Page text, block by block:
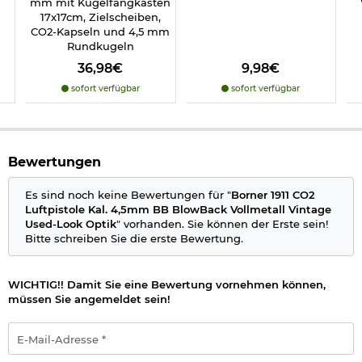
Nachbaucharakter. Details wie die funkionale
Handballensicherung, das feste A1 Visierset bestehend aus
Kimme und Korn steigern den Nutzwert. Der
Abzugsmechanismus ist auf intuitive Bedienung ausgelegt
und passt zum originaltypischen Handling.
Die Borner 1911 Blowback ist die passende CO2-Luftpistole für
Trainingspistole, zum Plinking oder als Ausstellungsstück in
macht díe Borner 1911 sehr einzigartig!
Lieferumfang:
Borner 1911 CO2 Luftpistole Kal. 4,5mm BB BlowBack
Vollmetall Vintage Used-Look Optik
Magazin 18 Schuss schwarz
Details zu Borner 1911 CO2 Luftpistole Kal. 4,5 mm Stahl-BB:
System: CO2 BlowBack, halbautomatisch
Betrieb mit 12g CO2-Kapseln
mm mit Kugelfangkasten
17x17cm, Zielscheiben,
CO2-Kapseln und 4,5 mm
Rundkugeln
36,98€
sofort verfügbar
9,98€
sofort verfügbar
Bewertungen
Es sind noch keine Bewertungen für "Borner 1911 CO2
Luftpistole Kal. 4,5mm BB BlowBack Vollmetall Vintage
Used-Look Optik" vorhanden. Sie können der Erste sein!
Bitte schreiben Sie die erste Bewertung.
WICHTIG!! Damit Sie eine Bewertung vornehmen können,
müssen Sie angemeldet sein!
Mail-
Adresse